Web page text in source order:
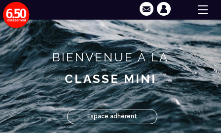
BIENVENUE À LA
CLASSE MINI
Espace adhérent